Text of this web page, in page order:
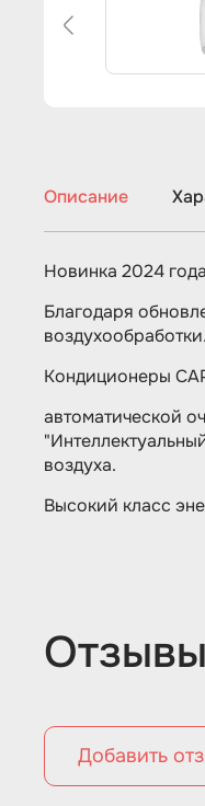
Описание
Новинка 2024
Благодаря
воздухообработки.
Кондиционеры
автоматической
воздуха.
Высокий класс
Отзывы
Добавить